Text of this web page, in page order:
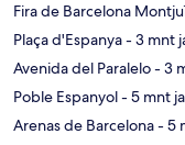
Fira de Barcelona
Plaça d'Espanya- 3 mnt
Avenida del Paralelo- 3
Poble Espanyol- 5 mnt
Arenas de Barcelona- 5